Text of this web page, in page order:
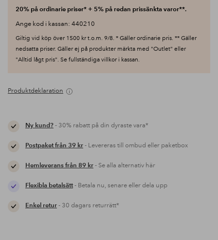
20% på ordinarie priser* + 5% på redan prissänkta varor**.
Ange kod i kassan: 440210
Giltig vid köp över 1500 kr t.o.m. 9/8. * Gäller ordinarie pris. ** Gäller
nedsatta priser. Gäller ej på produkter märkta med "Outlet" eller
"Alltid lågt pris". Se fullständiga villkor i kassan.
Produktdeklaration
Ny kund?- 30% rabatt på din dyraste vara*
Postpaket från 39 kr- Levereras till ombud eller paketbox
Hemleverans från 89 kr- Se alla alternativ här
Flexibla betalsätt- Betala nu, senare eller dela upp
Enkel retur- 30 dagars returrätt*